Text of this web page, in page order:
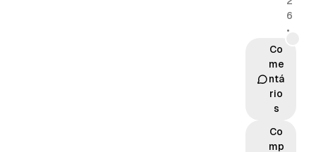
6
•
Co
me
ntá
rio
s
Co
mp